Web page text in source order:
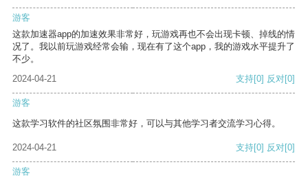
游客
这款加速器app的加速效果非常好，玩游戏再也不会出现卡顿、掉线的情
况了。我以前玩游戏经常会输，现在有了这个app，我的游戏水平提升了
不少。
2024-04-21
支持[0] 反对[0]
游客
这款学习软件的社区氛围非常好，可以与其他学习者交流学习心得。
2024-04-21 支持[0] 反对[0]
游客